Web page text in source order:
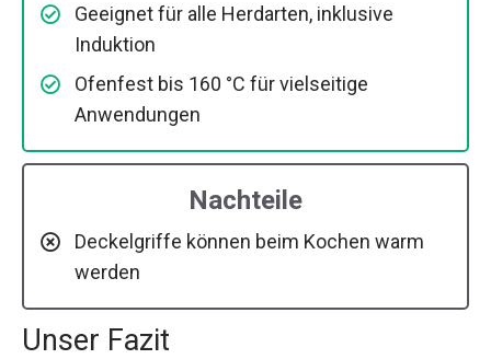
Geeignet für alle Herdarten, inklusive
Induktion
Ofenfest bis 160 °C für vielseitige
Anwendungen
Nachteile
Deckelgriffe können beim Kochen warm
werden
Unser Fazit